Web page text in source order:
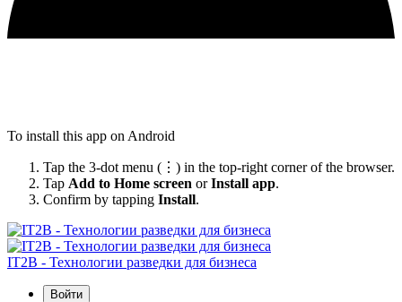
To install this app on Android
Tap the 3-dot menu (⋮) in the top-right corner of the browser.
Tap Add to Home screen orInstall app.
Confirm by tapping Install.
IT2B - Технологии разведки для бизнеса
Войти